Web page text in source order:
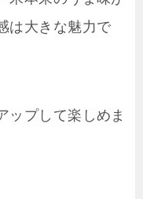
は大きな魅力で
ップして楽しめま